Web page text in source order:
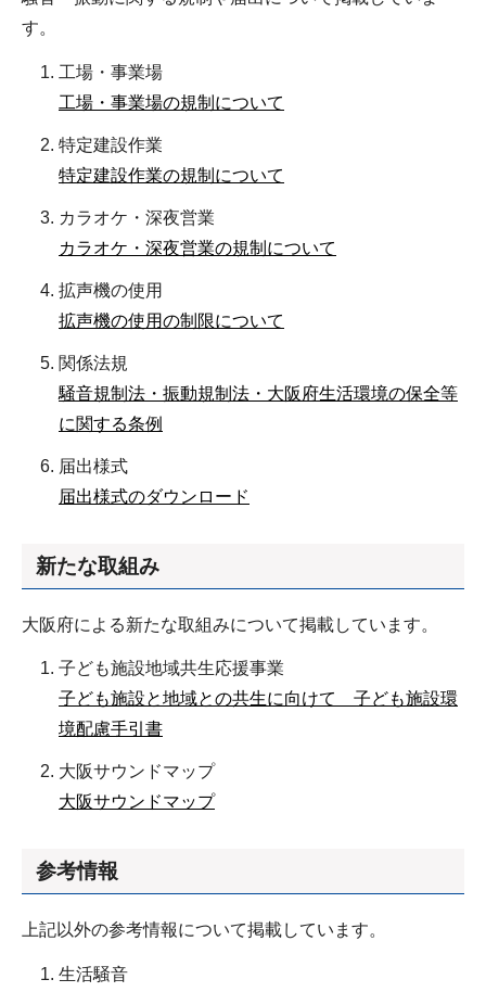
す。
工場・事業場
工場・事業場の規制について
特定建設作業
特定建設作業の規制について
カラオケ・深夜営業
カラオケ・深夜営業の規制について
拡声機の使用
拡声機の使用の制限について
関係法規
騒音規制法・振動規制法・大阪府生活環境の保全等
に関する条例
届出様式
届出様式のダウンロード
新たな取組み
大阪府による新たな取組みについて掲載しています。
子ども施設地域共生応援事業
子ども施設と地域との共生に向けて 子ども施設環
境配慮手引書
大阪サウンドマップ
大阪サウンドマップ
参考情報
上記以外の参考情報について掲載しています。
生活騒音